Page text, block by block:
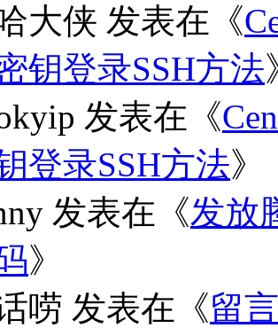
大侠 发表在《
钥登录SSH方法
发表在《
登录SSH方法》
发表在《发放
》
唠 发表在《留